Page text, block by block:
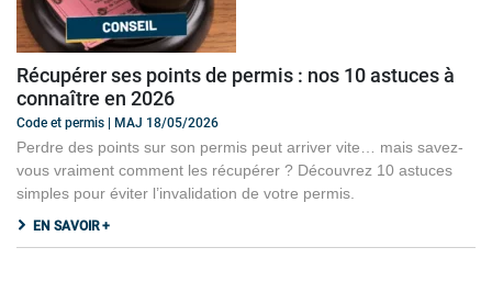
Récupérer ses points de permis : nos 10 astuces à
connaître en 2026
Code et permis | MAJ 18/05/2026
Perdre des points sur son permis peut arriver vite… mais savez-
vous vraiment comment les récupérer ? Découvrez 10 astuces
simples pour éviter l’invalidation de votre permis.
EN SAVOIR +